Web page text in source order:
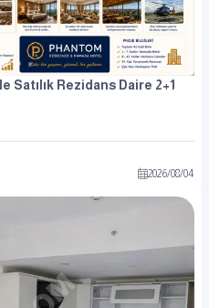
Satılık Rezidans Daire 2+1
2026/08/04